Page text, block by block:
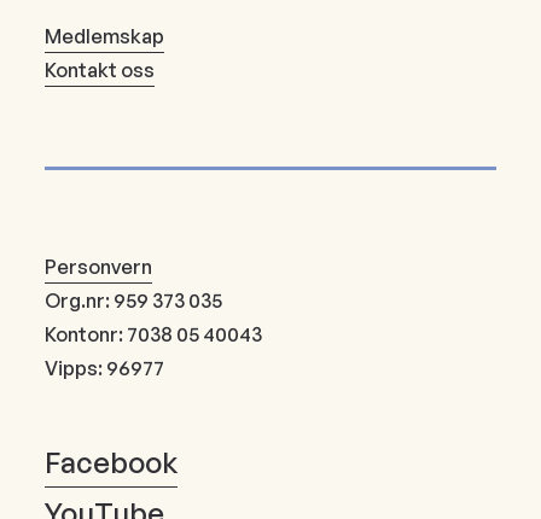
Medlemskap
Kontakt oss
Personvern
Org.nr: 959 373 035
Kontonr: 7038 05 40043
Vipps: 96977
Facebook